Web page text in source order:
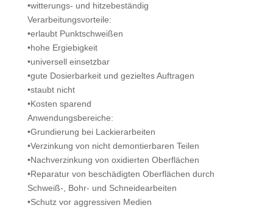
•witterungs- und hitzebeständig
Verarbeitungsvorteile:
•erlaubt Punktschweißen
•hohe Ergiebigkeit
•universell einsetzbar
•gute Dosierbarkeit und gezieltes Auftragen
•staubt nicht
•Kosten sparend
Anwendungsbereiche:
•Grundierung bei Lackierarbeiten
•Verzinkung von nicht demontierbaren Teilen
•Nachverzinkung von oxidierten Oberflächen
•Reparatur von beschädigten Oberflächen durch
Schweiß-, Bohr- und Schneidearbeiten
•Schutz vor aggressiven Medien